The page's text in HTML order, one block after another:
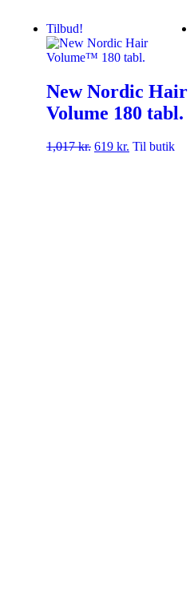
Tilbud!
New Nordic Hair
Volume 180 tabl.
1,017kr. 619 kr. Til butik